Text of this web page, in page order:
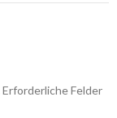
Erforderliche Felder